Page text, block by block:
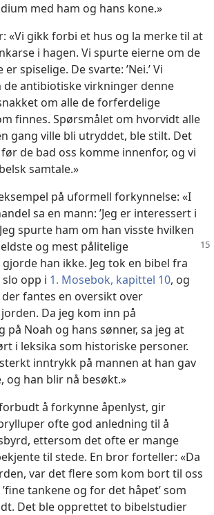
med ham og hans kone.»
«Vi gikk forbi et hus og la merke til at
i hagen. Vi spurte eierne om de
spiselige. De svarte: ’Nei.’ Vi
antibiotiske virkninger denne
om alle de forferdelige
finnes. Spørsmålet om hvorvidt alle
gang ville bli utryddet, ble stilt. Det
de bad oss komme innenfor, og vi
samtale.»
på uformell forkynnelse: «I
sa en mann: ’Jeg er interessert i
spurte ham om han visste hvilken
og mest pålitelige
han ikke. Jeg tok en bibel fra
slo opp i 1. Mosebok, kapittel 10, og
fantes en oversikt over
Da jeg kom inn på
på Noah og hans sønner, sa jeg at
i leksika som historiske personer.
inntrykk på mannen at han gav
og han blir nå besøkt.»
å forkynne åpenlyst, gir
ofte god anledning til å
ettersom det ofte er mange
til stede. En bror forteller: «Da
var det flere som kom bort til oss
tankene og for det håpet’ som
Det ble opprettet to bibelstudier